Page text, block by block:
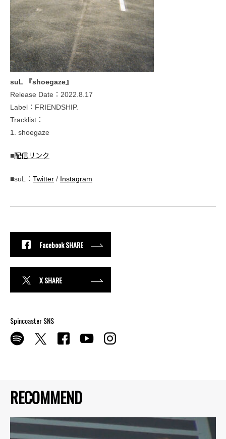
RECOMMEND
suL 『shoegaze』
Release Date：2022.8.17
Label：FRIENDSHIP.
Tracklist：
1. shoegaze
■配信リンク
■suL： Twitter / Instagram
Facebook SHARE
X SHARE
Spincoaster SNS